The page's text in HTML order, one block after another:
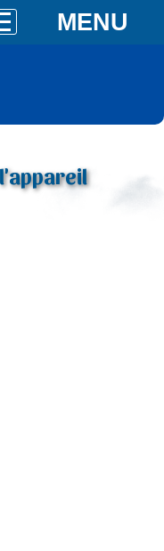
MENU